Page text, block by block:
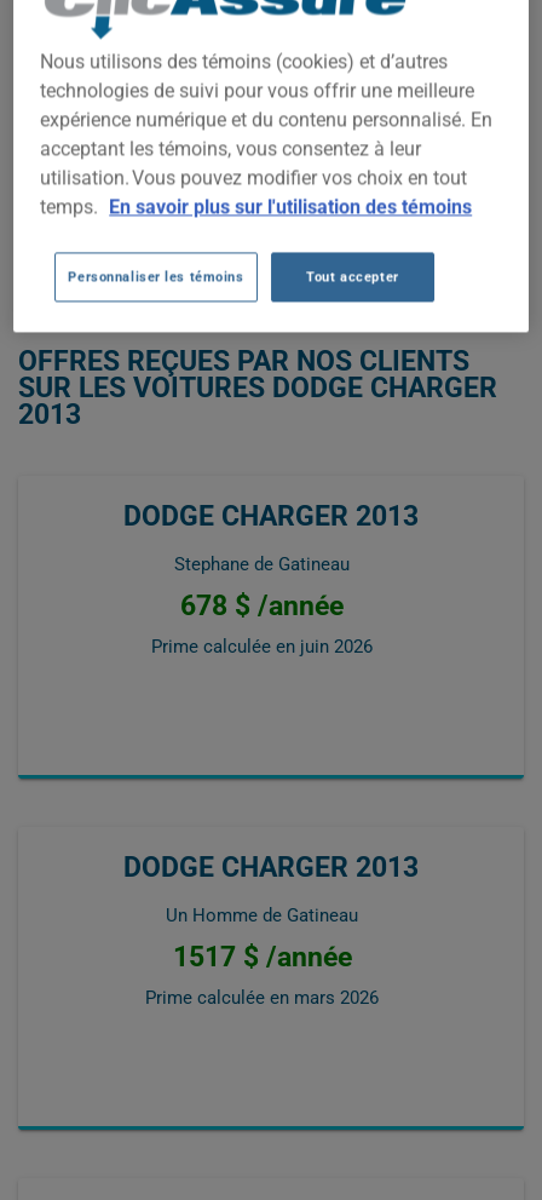
Nous n'avons pas encore suffisamment de données
d'assurance auto pour ce véhicule.
Essayez un autre modèle ou une autre année, ou
commencez une soumission pour un prix personnalisé.
Pour trouver la meilleur assurance pour votre véhicule DODGE
CHARGER 2013, il est plus important que jamais de comparer
les options disponibles.
OFFRES REÇUES PAR NOS CLIENTS
SUR LES VOITURES DODGE CHARGER
2013
DODGE CHARGER 2013
Stephane de Gatineau
678 $ /année
Prime calculée en juin 2026
DODGE CHARGER 2013
Un Homme de Gatineau
1517 $ /année
Prime calculée en mars 2026
Nous utilisons des témoins (cookies) et d’autres
technologies de suivi pour vous offrir une meilleure
expérience numérique et du contenu personnalisé. En
acceptant les témoins, vous consentez à leur
utilisation. Vous pouvez modifier vos choix en tout
temps. En savoir plus sur l'utilisation des témoins
Personnaliser les témoins Tout accepter